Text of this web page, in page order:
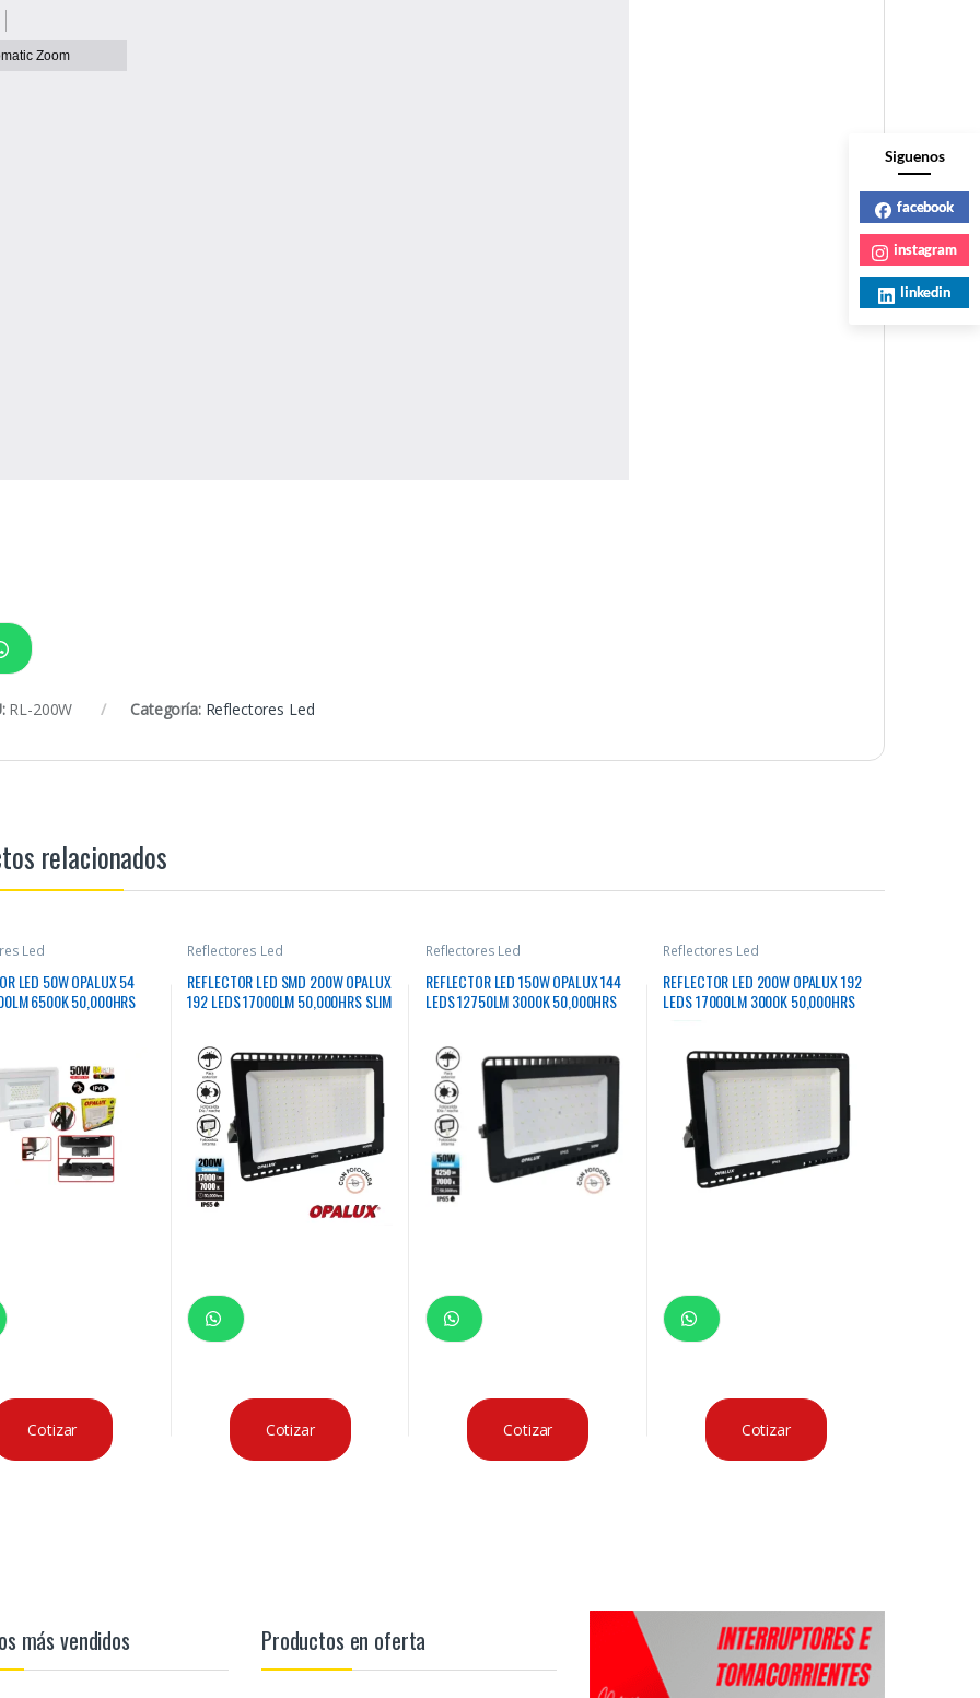
RL-200W Categoría: Reflectores Led
relacionados
Led
LED 50W OPALUX 54
6500K 50,000HRS
Cotizar
Reflectores Led
REFLECTOR LED SMD 200W OPALUX
192 LEDS 17000LM 50,000HRS SLIM
Cotizar
Reflectores Led
REFLECTOR LED 150W OPALUX 144
LEDS 12750LM 3000K 50,000HRS
Cotizar
Reflectores Led
REFLECTOR LED 200W OPALUX 192
LEDS 17000LM 3000K 50,000HRS
Cotizar
más vendidos Productos en oferta
Siguenos
facebook
instagram
linkedin